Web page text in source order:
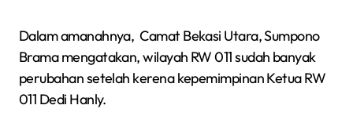
Dalam amanahnya, Camat Bekasi Utara, Sumpono
Brama mengatakan, wilayah RW 011 sudah banyak
perubahan setelah kerena kepemimpinan Ketua RW
011 Dedi Hanly.